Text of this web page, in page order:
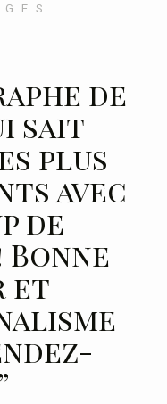
de
sait
plus
avec
de
et